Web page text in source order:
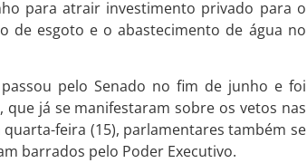
para atrair investimento privado para o
esgoto e o abastecimento de água no
pelo Senado no fim de junho e foi
já se manifestaram sobre os vetos nas
quarta-feira (15), parlamentares também se
barrados pelo Poder Executivo.